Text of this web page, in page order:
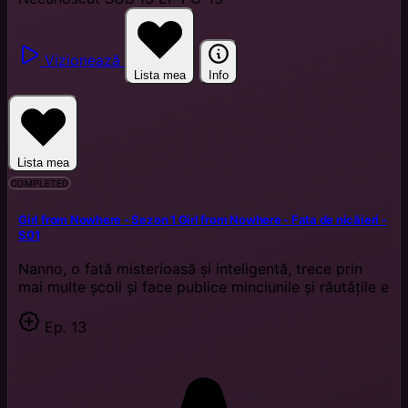
Vizionează
Lista mea Info
Lista mea
COMPLETED
Girl from Nowhere - Sezon 1 Girl from Nowhere - Fata de nicăieri -
S01
Nanno, o fată misterioasă și inteligentă, trece prin
mai multe școli și face publice minciunile și răutățile e
Ep. 13